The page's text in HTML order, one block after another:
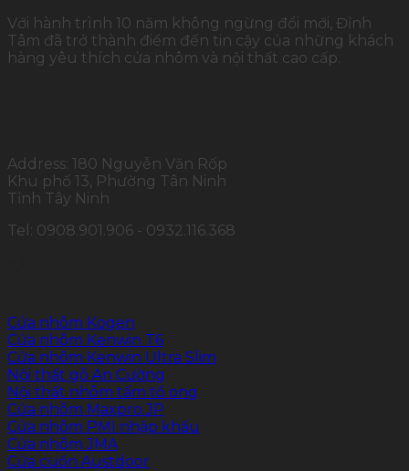
Với hành trình 10 năm không ngừng đổi mới, Đỉnh
Tâm đã trở thành điểm đến tin cậy của những khách
hàng yêu thích cửa nhôm và nội thất cao cấp.
Address: 180 Nguyễn Văn Rốp
Khu phố 13, Phường Tân Ninh
Tỉnh Tây Ninh
Tel: 0908.901.906 - 0932.116.368
Cửa nhôm Kogen
Cửa nhôm Kenwin T6
Cửa nhôm Kenwin Ultra Slim
Nội thất gỗ An Cường
Nội thất nhôm tấm tổ ong
Cửa nhôm Maxpro.JP
Cửa nhôm PMI nhập khẩu
Cửa nhôm JMA
Cửa cuốn Austdoor